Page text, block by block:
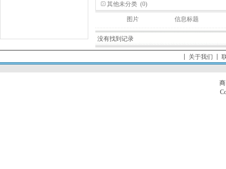
其他未分类 (0)
图片 信息标题
没有找到记录
关于我们